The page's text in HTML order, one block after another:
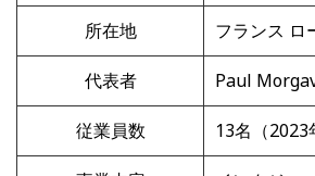
所在地 フランス ロ
代表者 Paul
従業員数 13名（2023